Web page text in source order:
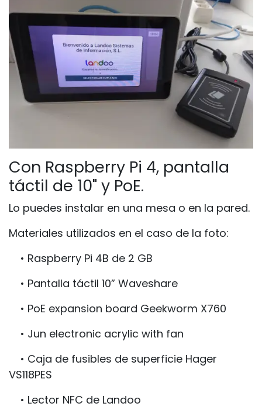
Con Raspberry Pi 4, pantalla
táctil de 10" y PoE.
Lo puedes instalar en una mesa o en la pared.
Materiales utilizados en el caso de la foto:
• Raspberry Pi 4B de 2 GB
• Pantalla táctil 10” Waveshare
• PoE expansion board Geekworm X760
• Jun electronic acrylic with fan
• Caja de fusibles de superficie Hager
VS118PES
• Lector NFC de Landoo